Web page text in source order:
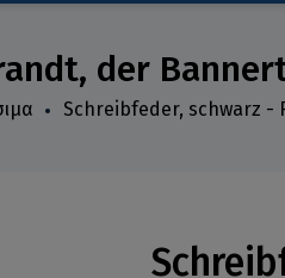
der
Schreibfeder, schwarz -